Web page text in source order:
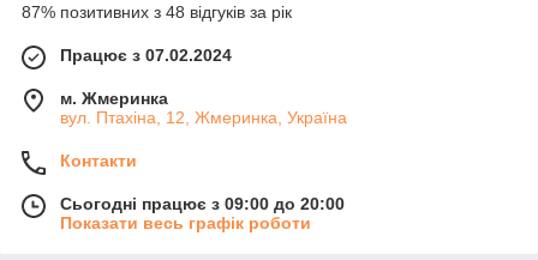
87% позитивних з 48 відгуків за рік
Працює з 07.02.2024
м. Жмеринка
вул. Птахіна, 12, Жмеринка, Україна
Контакти
Сьогодні працює з 09:00 до 20:00
Показати весь графік роботи